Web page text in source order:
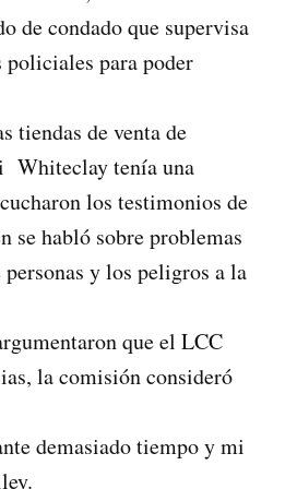
de condado que supervisa
para poder
tiendas de venta de
Whiteclay tenía una
los testimonios de
se habló sobre problemas
y los peligros a la
que el LCC
la comisión consideró
demasiado tiempo y mi